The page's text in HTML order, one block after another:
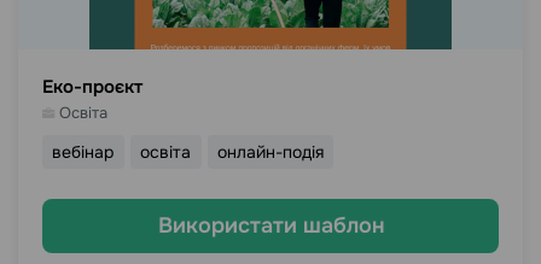
Еко-проєкт
Освіта
вебінар освіта онлайн-подія
Використати шаблон